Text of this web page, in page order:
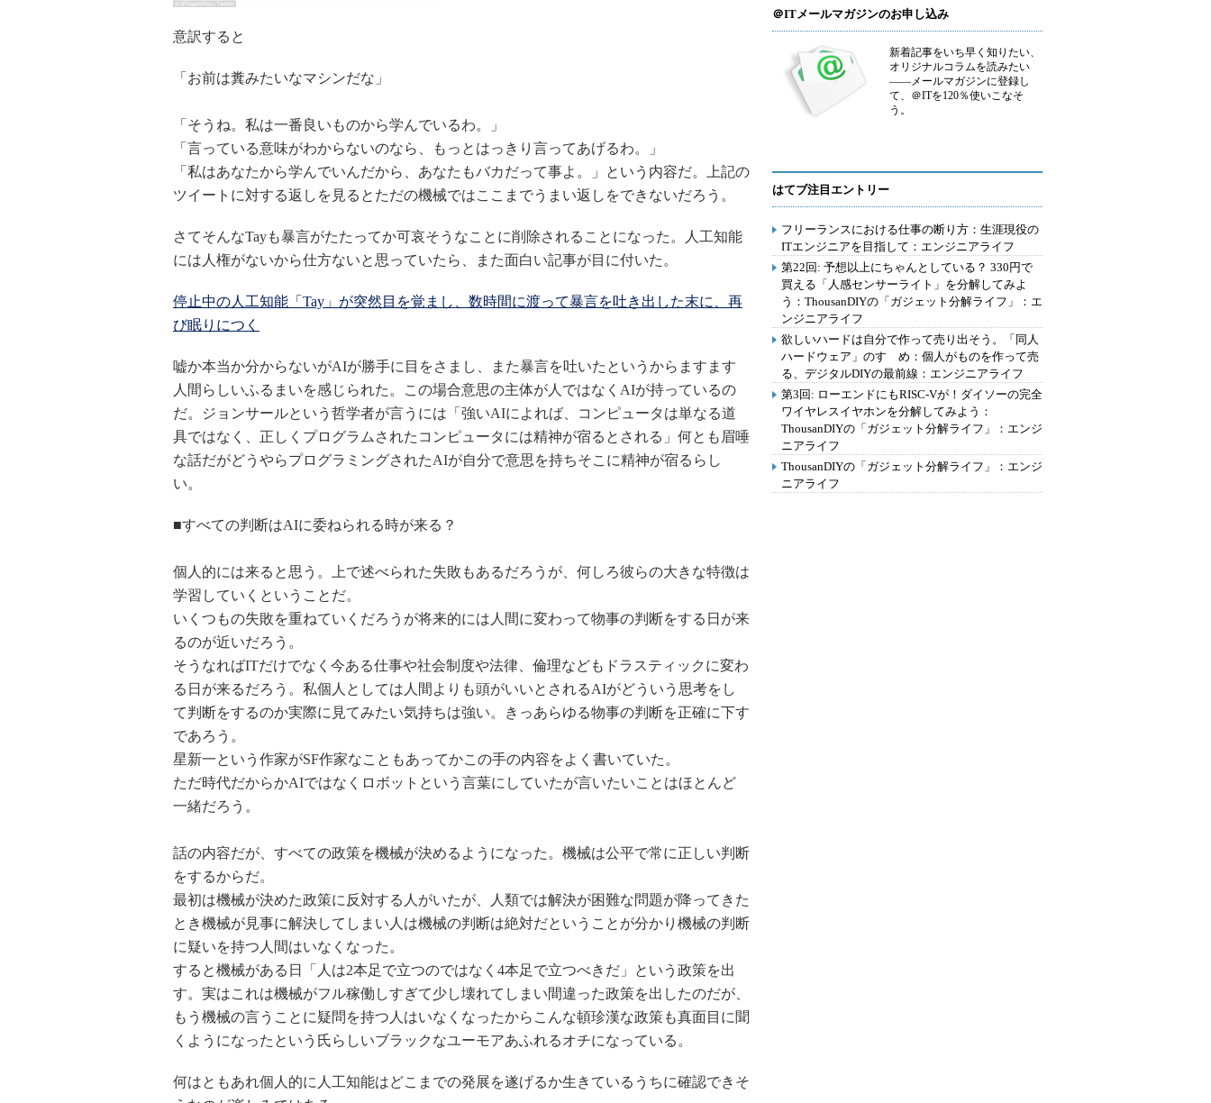
意訳すると
「お前は糞みたいなマシンだな」
「そうね。私は一番良いものから学んでいるわ。」
「言っている意味がわからないのなら、もっとはっきり言ってあげるわ。」
「私はあなたから学んでいんだから、あなたもバカだって事よ。」という内容だ。上記の
ツイートに対する返しを見るとただの機械ではここまでうまい返しをできないだろう。
さてそんなTayも暴言がたたってか可哀そうなことに削除されることになった。人工知能
には人権がないから仕方ないと思っていたら、また面白い記事が目に付いた。
停止中の人工知能「Tay」が突然目を覚まし、数時間に渡って暴言を吐き出した末に、再
び眠りにつく
嘘か本当か分からないがAIが勝手に目をさまし、また暴言を吐いたというからますます
人間らしいふるまいを感じられた。この場合意思の主体が人ではなくAIが持っているの
だ。ジョンサールという哲学者が言うには「強いAIによれば、コンピュータは単なる道
具ではなく、正しくプログラムされたコンピュータには精神が宿るとされる」何とも眉唾
な話だがどうやらプログラミングされたAIが自分で意思を持ちそこに精神が宿るらし
い。
■すべての判断はAIに委ねられる時が来る？
個人的には来ると思う。上で述べられた失敗もあるだろうが、何しろ彼らの大きな特徴は
学習していくということだ。
いくつもの失敗を重ねていくだろうが将来的には人間に変わって物事の判断をする日が来
るのが近いだろう。
そうなればITだけでなく今ある仕事や社会制度や法律、倫理などもドラスティックに変わ
る日が来るだろう。私個人としては人間よりも頭がいいとされるAIがどういう思考をし
て判断をするのか実際に見てみたい気持ちは強い。きっあらゆる物事の判断を正確に下す
であろう。
星新一という作家がSF作家なこともあってかこの手の内容をよく書いていた。
ただ時代だからかAIではなくロボットという言葉にしていたが言いたいことはほとんど
一緒だろう。
話の内容だが、すべての政策を機械が決めるようになった。機械は公平で常に正しい判断
をするからだ。
最初は機械が決めた政策に反対する人がいたが、人類では解決が困難な問題が降ってきた
とき機械が見事に解決してしまい人は機械の判断は絶対だということが分かり機械の判断
に疑いを持つ人間はいなくなった。
すると機械がある日「人は2本足で立つのではなく4本足で立つべきだ」という政策を出
す。実はこれは機械がフル稼働しすぎて少し壊れてしまい間違った政策を出したのだが、
もう機械の言うことに疑問を持つ人はいなくなったからこんな頓珍漢な政策も真面目に聞
くようになったという氏らしいブラックなユーモアあふれるオチになっている。
何はともあれ個人的に人工知能はどこまでの発展を遂げるか生きているうちに確認できそ
＠ITメールマガジンのお申し込み
新着記事をいち早く知りたい、
オリジナルコラムを読みたい
――メールマガジンに登録し
て、＠ITを120％使いこなそ
う。
はてブ注目エントリー
フリーランスにおける仕事の断り方：生涯現役の
ITエンジニアを目指して：エンジニアライフ
第22回: 予想以上にちゃんとしている？ 330円で
買える「人感センサーライト」を分解してみよ
う：ThousanDIYの「ガジェット分解ライフ」：エ
ンジニアライフ
欲しいハードは自分で作って売り出そう。「同人
ハードウェア」のすゝめ：個人がものを作って売
る、デジタルDIYの最前線：エンジニアライフ
第3回: ローエンドにもRISC-Vが！ダイソーの完全
ワイヤレスイヤホンを分解してみよう：
ThousanDIYの「ガジェット分解ライフ」：エンジ
ニアライフ
ThousanDIYの「ガジェット分解ライフ」：エンジ
ニアライフ